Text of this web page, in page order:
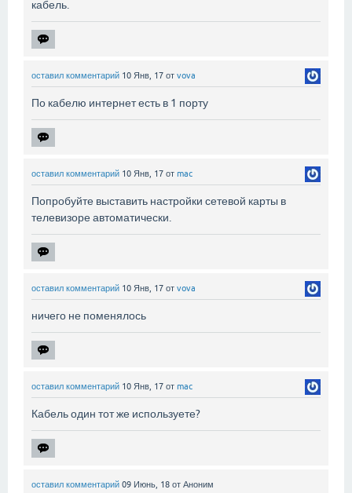
кабель.
оставил комментарий 10 Янв, 17 от vova
По кабелю интернет есть в 1 порту
оставил комментарий 10 Янв, 17 от mac
Попробуйте выставить настройки сетевой карты в
телевизоре автоматически.
оставил комментарий 10 Янв, 17 от vova
ничего не поменялось
оставил комментарий 10 Янв, 17 от mac
Кабель один тот же используете?
оставил комментарий 09 Июнь, 18 от Аноним